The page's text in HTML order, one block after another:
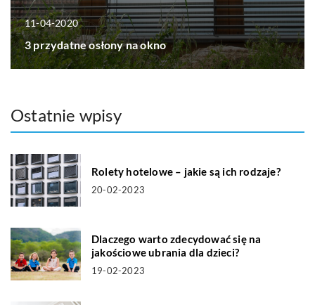
11-04-2020
3 przydatne osłony na okno
Ostatnie wpisy
Rolety hotelowe – jakie są ich rodzaje?
20-02-2023
Dlaczego warto zdecydować się na
jakościowe ubrania dla dzieci?
19-02-2023